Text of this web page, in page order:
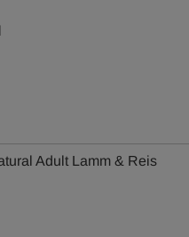
Adult Lamm & Reis